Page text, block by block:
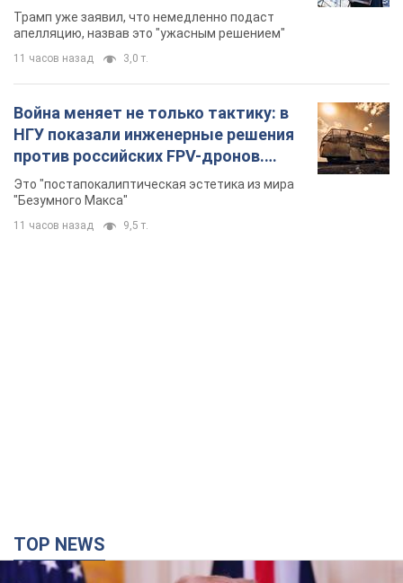
бального зала стоимостью 400 млн
долларов
Трамп уже заявил, что немедленно подаст
апелляцию, назвав это "ужасным решением"
11 часов назад 3,0 т.
Война меняет не только тактику: в
НГУ показали инженерные решения
против российских FPV-дронов.
Фото
Это "постапокалиптическая эстетика из мира
"Безумного Макса"
11 часов назад 9,5 т.
TOP NEWS